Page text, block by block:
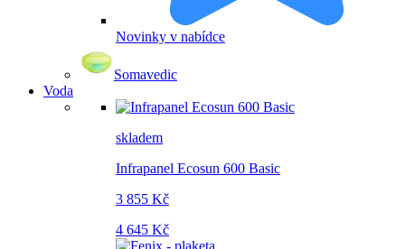
Novinky v nabídce
Somavedic
Voda
skladem
Infrapanel Ecosun 600 Basic
3 855 Kč
4 645 Kč